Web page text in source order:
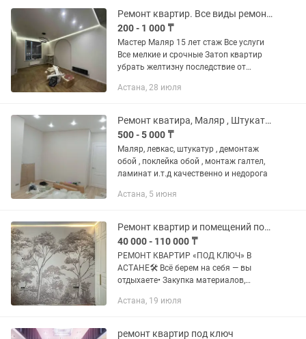
Ремонт квартир. Все виды ремонт,Обои,Краска и.т.д
200 - 1 000 ₸
Мастер Маляр 15 лет стаж Все услуги
Все мелкие и срочные Затоп квартир
убрать желтизну последствие от
обязательно) Поклейка обои
Астана, 28 июля
Ремонт кватира, Маляр , Штукатурка Левкас, Обой , Ламинат, Галтел и.т.д
500 - 5 000 ₸
Маляр, левкас, штукатур , демонтаж
обой , поклейка обой , монтаж галтел,
ламинат и.т.д качественно и недорога
Астана, 5 июня
Ремонт квартир и помещений под ключ в Астане
40 000 - 110 000 ₸
РЕМОНТ КВАРТИР «ПОД КЛЮЧ» В
АСТАНЕ🛠 Всё берем на себя — вы
отдыхаете• Закупка материалов,
Строго по договору с железной
за...
Астана, 19 июля
ремонт квартир под ключ